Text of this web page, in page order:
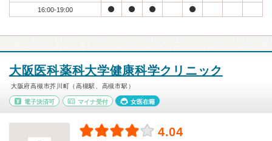
16:00-19:00
大阪医科薬科大学健康科学クリニック
大阪府高槻市芥川町（高槻駅、高槻市駅）
電子決済可 マイナ受付 女医在籍
4.04